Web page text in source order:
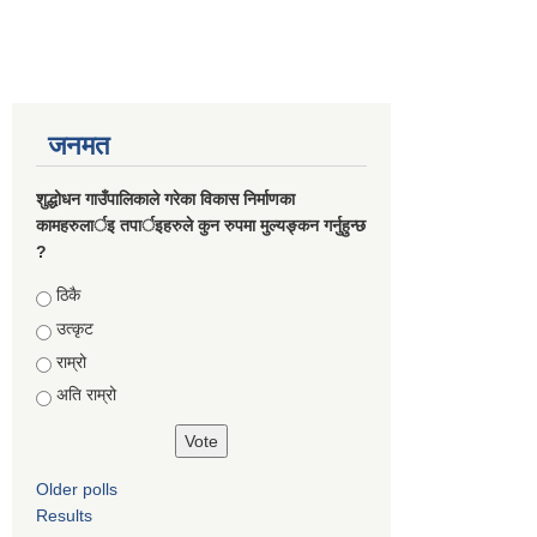
जनमत
शुद्धोधन गाउँपालिकाले गरेका विकास निर्माणका
कामहरुलार्इ तपार्इहरुले कुन रुपमा मुल्यङ्कन गर्नुहुन्छ
?
Choices
ठिकै
उत्कृट
राम्रो
अति राम्रो
Older polls
Results